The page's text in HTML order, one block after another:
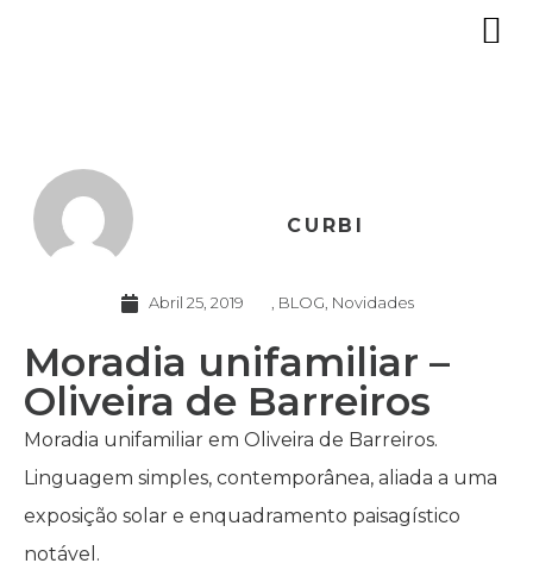
CURBI
Abril 25, 2019 BLOG Novidades
Moradia unifamiliar –
Oliveira de Barreiros
Moradia unifamiliar em Oliveira de Barreiros.
Linguagem simples, contemporânea, aliada a uma
exposição solar e enquadramento paisagístico
notável.